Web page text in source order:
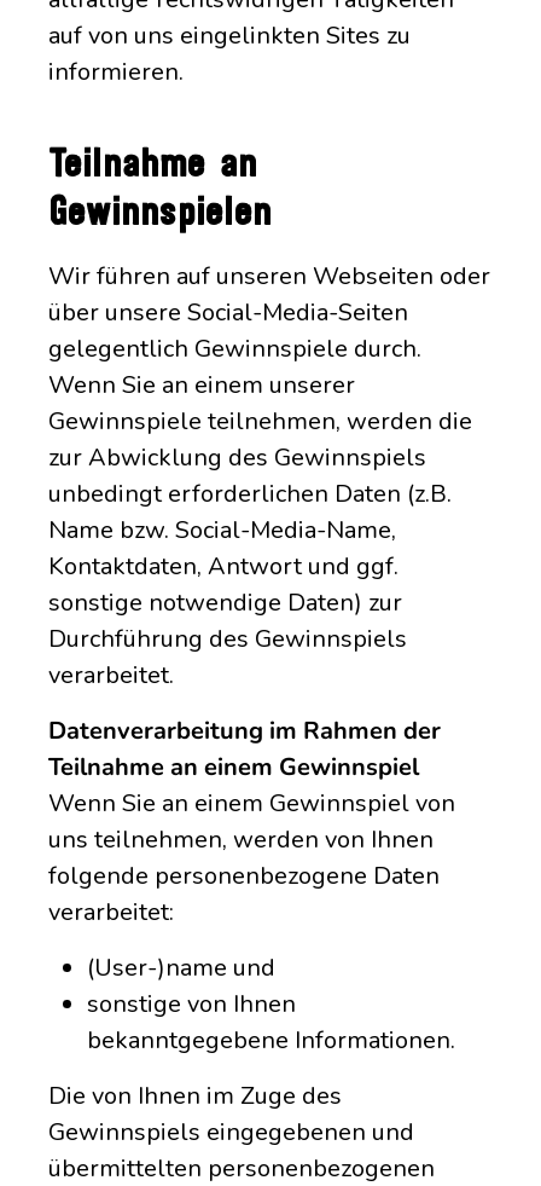
auf von uns eingelinkten Sites zu
informieren.
Teilnahme an
Gewinnspielen
Wir führen auf unseren Webseiten oder
über unsere Social-Media-Seiten
gelegentlich Gewinnspiele durch.
Wenn Sie an einem unserer
Gewinnspiele teilnehmen, werden die
zur Abwicklung des Gewinnspiels
unbedingt erforderlichen Daten (z.B.
Name bzw. Social-Media-Name,
Kontaktdaten, Antwort und ggf.
sonstige notwendige Daten) zur
Durchführung des Gewinnspiels
verarbeitet.
Datenverarbeitung im Rahmen der
Teilnahme an einem Gewinnspiel
Wenn Sie an einem Gewinnspiel von
uns teilnehmen, werden von Ihnen
folgende personenbezogene Daten
verarbeitet:
(User-)name und
sonstige von Ihnen
bekanntgegebene Informationen.
Die von Ihnen im Zuge des
Gewinnspiels eingegebenen und
übermittelten personenbezogenen